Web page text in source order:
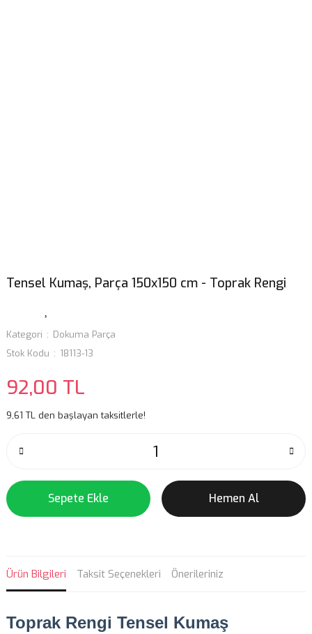
Tensel Kumaş, Parça 150x150 cm - Toprak Rengi
Kategori
Dokuma Parça
Stok Kodu
18113-13
92,00 TL
9,61 TL den başlayan taksitlerle!
Sepete Ekle Hemen Al
Ürün Bilgileri Taksit Seçenekleri Önerileriniz
Toprak Rengi Tensel Kumaş